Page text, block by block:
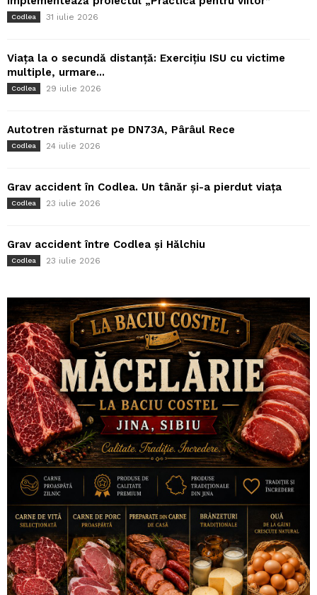
Codlea 31 iulie 2026
Viața la o secundă distanță: Exercițiu ISU cu victime
multiple, urmare...
Codlea 29 iulie 2026
Autotren răsturnat pe DN73A, Pârâul Rece
Codlea 24 iulie 2026
Grav accident în Codlea. Un tânăr și-a pierdut viața
Codlea 23 iulie 2026
Grav accident între Codlea și Hălchiu
Codlea 23 iulie 2026